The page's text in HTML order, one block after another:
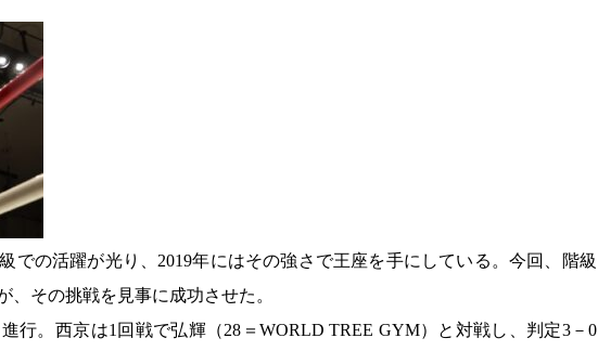
での活躍が光り、2019年にはその強さで王座を手にしている。今回、階級
、その挑戦を見事に成功させた。
行。西京は1回戦で弘輝（28＝WORLD TREE GYM）と対戦し、判定3－0